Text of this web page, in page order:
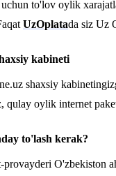
to'lov oylik
UzOplatada siz Uz
kabineti
shaxsiy
qulay oylik internet
to'lash kerak?
O'zbekiston